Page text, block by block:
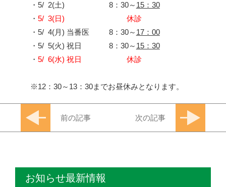
・ 5/ 2(土) 8：30～ 15：30
・ 5/ 3(日)
休診
・ 5/ 4(月) 当番医 8：30～ 17：00
・ 5/ 5(火) 祝日 8：30～ 15：30
・ 5/ 6(水) 祝日 休診
※12：30～13：30までお昼休みとなります。
前の記事 次の記事
お知らせ最新情報